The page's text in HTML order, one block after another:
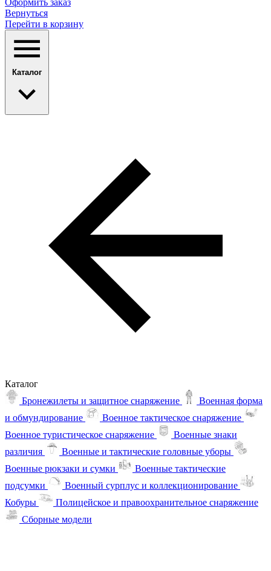
Оформить заказ
Вернуться
Перейти в корзину
Каталог
Каталог
Бронежилеты и защитное снаряжение
Военная форма
и обмундирование
Военное тактическое снаряжение
Военное туристическое снаряжение
Военные знаки
различия
Военные и тактические головные уборы
Военные рюкзаки и сумки
Военные тактические
подсумки
Военный сурплус и коллекционирование
Кобуры
Полицейское и правоохранительное снаряжение
Сборные модели